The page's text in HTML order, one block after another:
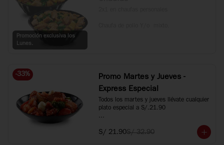
Promoción exclusiva los
Lunes.
-33%
Promo Martes y Jueves -
Express Especial
Todos los martes y jueves llévate cualquier
plato especial a S/.21.90
Langostino Dinamita, Langostino con
S/ 21.90S/ 32.90